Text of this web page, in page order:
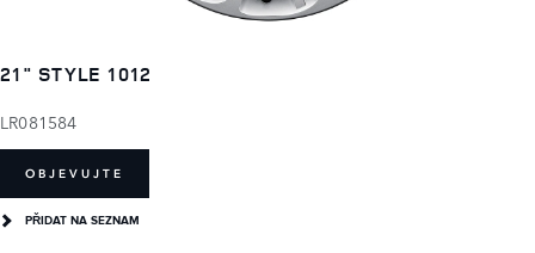
21" STYLE 1012
LR081584
OBJEVUJTE
PŘIDAT NA SEZNAM